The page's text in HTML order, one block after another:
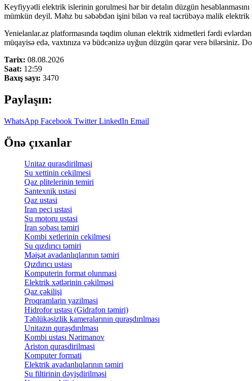
Keyfiyyətli elektrik islerinin gorulmesi hər bir detalın düzgün hesablanmasını
mümkün deyil. Məhz bu səbəbdən işini bilən və real təcrübəyə malik
Yenielanlar.az platformasında təqdim olunan elektrik xidmetleri fərdi
müqayisə edə, vaxtınıza və büdcənizə uyğun düzgün qərar verə bilərsiniz.
Tarix: 08.08.2026
Saat: 12:59
Baxış sayı: 3470
Paylaşın:
WhatsApp Facebook TwitterLinkedIn Email
Önə çıxanlar
Unitaz qurasdirilmasi
Su xettinin cekilmesi
Qaz plitelerinin temiri
Santexnik ustasi
Qaz ustasi
Iran peci ustasi
Su motoru ustasi
İran sobası təmiri
Kombi xetlerinin cekilmesi
Su qızdırıcı təmiri
Məişət avadanlıqlarının təmiri
Qızdırıcı ustası
Komputerin format olunmasi
Elektrik xətlərinin çəkilməsi
Qaz çəkilişi
Proqramlarin yazilmasi
Hidrofor ustası (Gidrafon təmiri)
Təhlükəsizlik kameralarının quraşdırılması
Unitazın quraşdırılması
Kombi ustası Nərimanov
Ariston qurasdirilmasi
Komputer formati
Elektrik avadanlıqlarının təmiri
Su filtirinin dəyişdirilməsi